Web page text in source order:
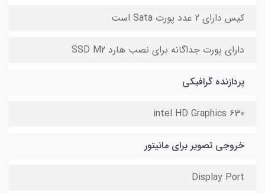
کیس دارای 2 عدد پورت Sata است
دارای پورت جداگانه برای نصب هارد SSD M2
پردازنده گرافیکی
intel HD Graphics 630
خروجی تصویر برای مانیتور
Display Port